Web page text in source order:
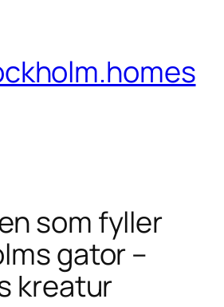
som fyller
gator –
kreatur